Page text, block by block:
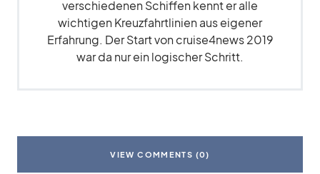
verschiedenen Schiffen kennt er alle
wichtigen Kreuzfahrtlinien aus eigener
Erfahrung. Der Start von cruise4news 2019
war da nur ein logischer Schritt.
VIEW COMMENTS (0)